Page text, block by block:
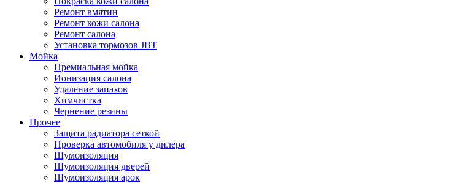
Ремонт вмятин
Ремонт кожи салона
Ремонт салона
Установка тормозов JBT
Мойка
Премиальная мойка
Ионизация салона
Удаление запахов
Химчистка
Чернение резины
Прочее
Защита радиатора сеткой
Проверка автомобиля у дилера
Шумоизоляция
Шумоизоляция дверей
Шумоизоляция арок